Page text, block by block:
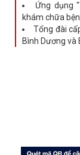
Ứng dụng
khám chữa
Tổng đài
Bình Dương và